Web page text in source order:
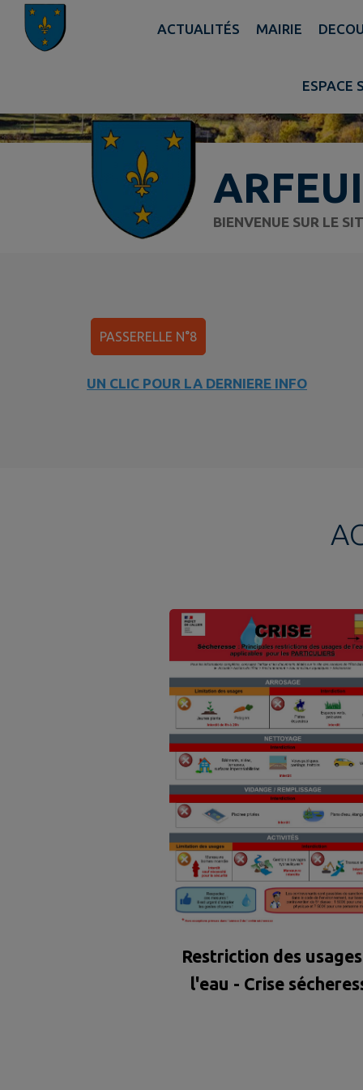
Contenu Recherche Pied de page
ACTUALITÉS MAIRIE
ESPACE
BIENVENUE SUR LE
PASSERELLE N°8
UN CLIC POUR LA DERNIERE INFO
Restriction des
l'eau - Crise